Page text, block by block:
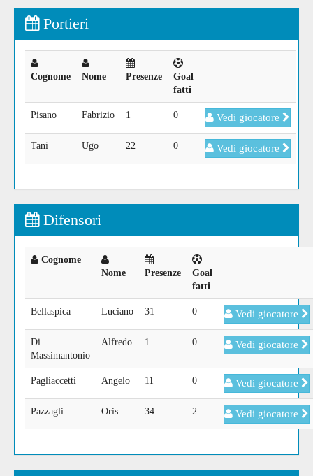
Portieri
Cognome Nome Presenze
Goal
fatti
Pisano Fabrizio 1 0 Vedi giocatore
Tani Ugo 22 0 Vedi giocatore
Difensori
Cognome
Nome
Presenze
Goal
fatti
Bellaspica Luciano 31 0 Vedi giocatore
Di
Massimantonio
Alfredo 1 0 Vedi giocatore
Pagliaccetti Angelo 11 0 Vedi giocatore
Pazzagli Oris 34 2 Vedi giocatore